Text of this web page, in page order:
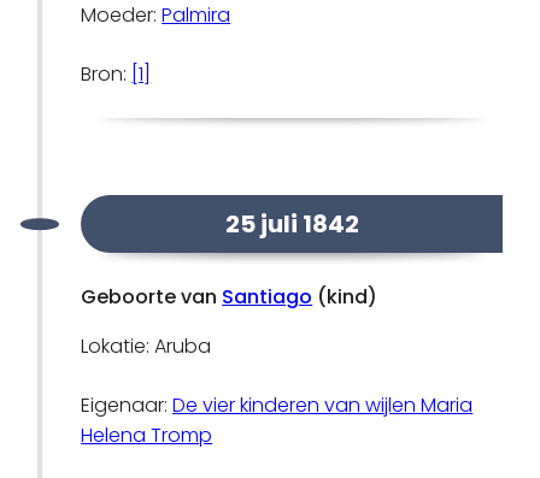
Moeder:Palmira
Bron: [1]
25 juli 1842
Geboorte van Santiago (kind)
Lokatie: Aruba
Eigenaar:De vier kinderen van wijlen Maria
Helena Tromp